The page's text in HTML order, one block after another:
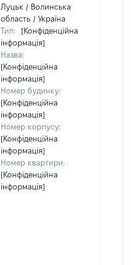
Луцьк / Волинська
область / Україна
Тип:
[Конфіденційна
інформація]
Назва:
[Конфіденційна
інформація]
Номер будинку:
[Конфіденційна
інформація]
Номер корпусу:
[Конфіденційна
інформація]
Номер квартири:
[Конфіденційна
інформація]